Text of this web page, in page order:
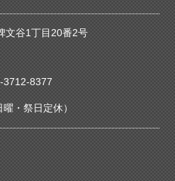
谷1丁目20番2号
8377
・祭日定休）